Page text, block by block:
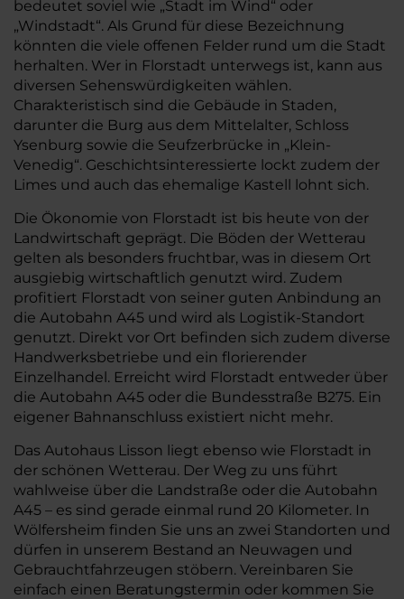
bedeutet soviel wie „Stadt im Wind“ oder
„Windstadt“. Als Grund für diese Bezeichnung
könnten die viele offenen Felder rund um die Stadt
herhalten. Wer in Florstadt unterwegs ist, kann aus
diversen Sehenswürdigkeiten wählen.
Charakteristisch sind die Gebäude in Staden,
darunter die Burg aus dem Mittelalter, Schloss
Ysenburg sowie die Seufzerbrücke in „Klein-
Venedig“. Geschichtsinteressierte lockt zudem der
Limes und auch das ehemalige Kastell lohnt sich.
Die Ökonomie von Florstadt ist bis heute von der
Landwirtschaft geprägt. Die Böden der Wetterau
gelten als besonders fruchtbar, was in diesem Ort
ausgiebig wirtschaftlich genutzt wird. Zudem
profitiert Florstadt von seiner guten Anbindung an
die Autobahn A45 und wird als Logistik-Standort
genutzt. Direkt vor Ort befinden sich zudem diverse
Handwerksbetriebe und ein florierender
Einzelhandel. Erreicht wird Florstadt entweder über
die Autobahn A45 oder die Bundesstraße B275. Ein
eigener Bahnanschluss existiert nicht mehr.
Das Autohaus Lisson liegt ebenso wie Florstadt in
der schönen Wetterau. Der Weg zu uns führt
wahlweise über die Landstraße oder die Autobahn
A45 – es sind gerade einmal rund 20 Kilometer. In
Wölfersheim finden Sie uns an zwei Standorten und
dürfen in unserem Bestand an Neuwagen und
Gebrauchtfahrzeugen stöbern. Vereinbaren Sie
einfach einen Beratungstermin oder kommen Sie